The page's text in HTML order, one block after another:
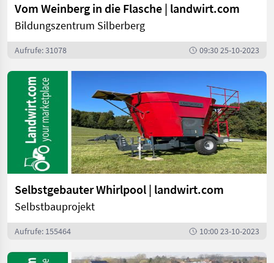
Vom Weinberg in die Flasche | landwirt.com
Bildungszentrum Silberberg
Aufrufe: 31078 09:30 25-10-2023
Selbstgebauter Whirlpool | landwirt.com
Selbstbauprojekt
Aufrufe: 155464 10:00 23-10-2023